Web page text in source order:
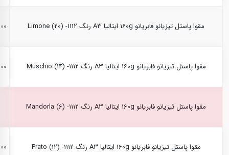
مقوا پاستل تیزیانو فابریانو 160g ایتالیا A3 رنگ Limone (20) -1112
مقوا پاستل تیزیانو فابریانو 160g ایتالیا A3 رنگ Muschio (14) -1112
مقوا پاستل تیزیانو فابریانو 160g ایتالیا A3 رنگ Mandorla (6) -1112
مقوا پاستل تیزیانو فابریانو 160g ایتالیا A3 رنگ Prato (12) -1112